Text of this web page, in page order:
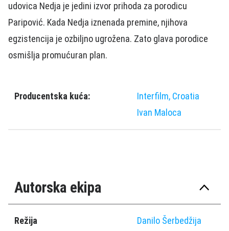
udovica Nedja je jedini izvor prihoda za porodicu
Paripović. Kada Nedja iznenada premine, njihova
egzistencija je ozbiljno ugrožena. Zato glava porodice
osmišlja promućuran plan.
Producentska kuća:
Interfilm, Croatia
Ivan Maloca
Autorska ekipa
Režija Danilo Šerbedžija